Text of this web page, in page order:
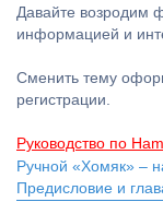
Давайте возродим
информацией и
Сменить тему
регистрации.
Руководство по
Ручной «Хомяк» –
Предисловие и